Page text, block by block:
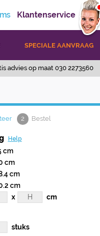
Klantenservice
SPECIALE AANVRAAG
advies op maat 030 2273560
2 Bestel
Help
cm
cm
cm
cm
x
cm
stuks